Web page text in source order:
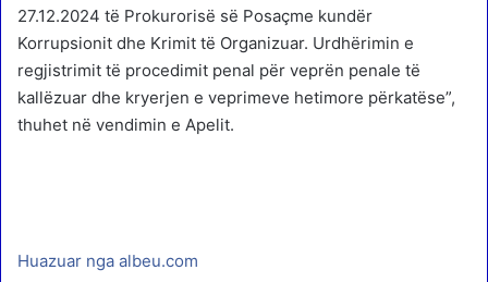
27.12.2024 të Prokurorisë së Posaçme kundër
Korrupsionit dhe Krimit të Organizuar. Urdhërimin e
regjistrimit të procedimit penal për veprën penale të
kallëzuar dhe kryerjen e veprimeve hetimore përkatëse”,
thuhet në vendimin e Apelit.
Huazuar nga albeu.com